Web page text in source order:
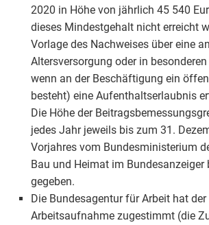
2020 in Höhe von jährlich 45 540
dieses Mindestgehalt nicht erreicht
Vorlage des Nachweises über eine
Altersversorgung oder in
wenn an der Beschäftigung ein
besteht) eine Aufenthaltserlaubnis
Die Höhe der
jedes Jahr jeweils bis zum 31.
Vorjahres vom Bundesministerium
Bau und Heimat im Bundesanzeiger
gegeben.
Die Bundesagentur für Arbeit hat der
Arbeitsaufnahme zugestimmt (die